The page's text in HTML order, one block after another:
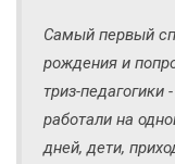
Самый первый
рождения и
триз-
работали на
дней, дети,